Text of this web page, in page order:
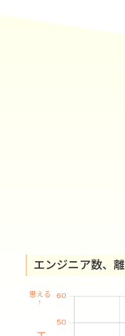
エンジニア数、
思える
↑